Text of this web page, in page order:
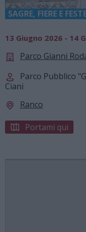
SAGRE, FIERE E
13 Giugno 2026 - 14
Parco Gianni
Parco Pubblico
Ciani
Ranco
Portami qui